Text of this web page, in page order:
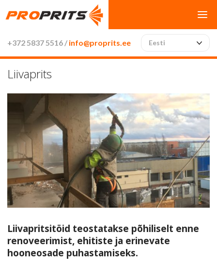
+372 5837 5516 / info@proprits.ee Eesti
Liivaprits
Liivapritsitöid teostatakse põhiliselt enne
renoveerimist, ehitiste ja erinevate
hooneosade puhastamiseks.